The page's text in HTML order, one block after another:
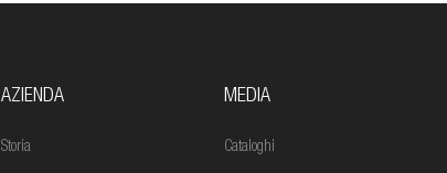
AZIENDA
Storia
MEDIA
Cataloghi